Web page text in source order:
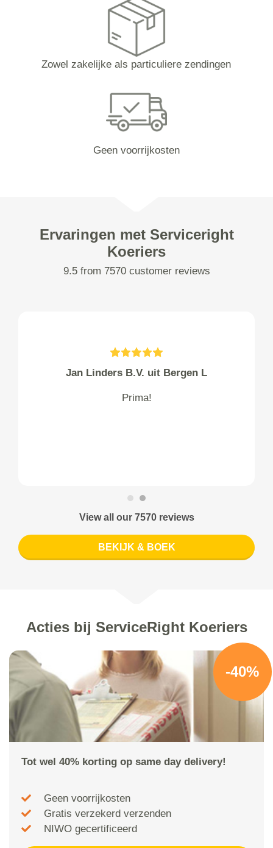
Zowel zakelijke als particuliere zendingen
Geen voorrijkosten
Ervaringen met Serviceright
Koeriers
9.5 from 7570 customer reviews
SPIER uit
op tijd opgehaald en op tijd
View all our 7570 reviews
BEKIJK & BOEK
Acties bij ServiceRight Koeriers
-40%
Tot wel 40% korting op same day delivery!
Geen voorrijkosten
Gratis verzekerd verzenden
NIWO gecertificeerd